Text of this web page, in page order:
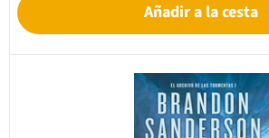
Añadir a la cesta